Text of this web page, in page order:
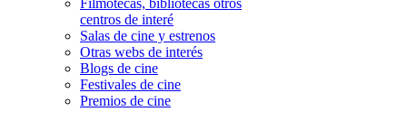
Filmotecas, bibliotecas otros
centros de interé
Salas de cine y estrenos
Otras webs de interés
Blogs de cine
Festivales de cine
Premios de cine